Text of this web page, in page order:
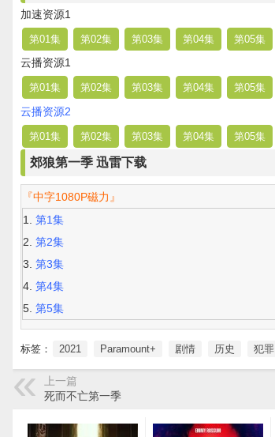
加速资源1
第01集 第02集 第03集 第04集 第05集
云播资源1
第01集 第02集 第03集 第04集 第05集
云播资源2
第01集 第02集 第03集 第04集 第05集
郊狼第一季 迅雷下载
『中字1080P磁力』
第1集
第2集
第3集
第4集
第5集
标签： 2021 Paramount+ 剧情 历史 犯罪
上一篇
死而不亡第一季